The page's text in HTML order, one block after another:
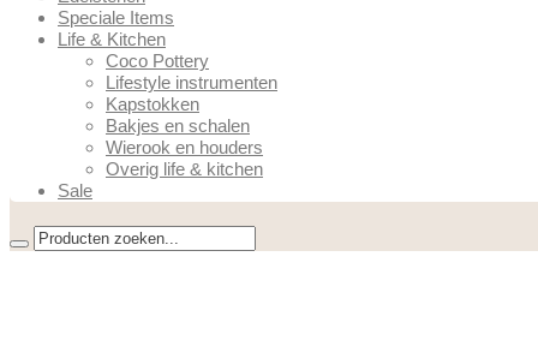
Speciale Items
Life & Kitchen
Coco Pottery
Lifestyle instrumenten
Kapstokken
Bakjes en schalen
Wierook en houders
Overig life & kitchen
Sale